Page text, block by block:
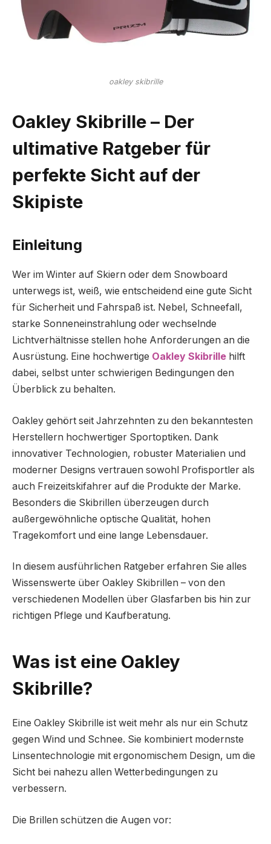
oakley skibrille
Oakley Skibrille – Der
ultimative Ratgeber für
perfekte Sicht auf der
Skipiste
Einleitung
Wer im Winter auf Skiern oder dem Snowboard
unterwegs ist, weiß, wie entscheidend eine gute Sicht
für Sicherheit und Fahrspaß ist. Nebel, Schneefall,
starke Sonneneinstrahlung oder wechselnde
Lichtverhältnisse stellen hohe Anforderungen an die
Ausrüstung. Eine hochwertige Oakley Skibrille hilft
dabei, selbst unter schwierigen Bedingungen den
Überblick zu behalten.
Oakley gehört seit Jahrzehnten zu den bekanntesten
Herstellern hochwertiger Sportoptiken. Dank
innovativer Technologien, robuster Materialien und
moderner Designs vertrauen sowohl Profisportler als
auch Freizeitskifahrer auf die Produkte der Marke.
Besonders die Skibrillen überzeugen durch
außergewöhnliche optische Qualität, hohen
Tragekomfort und eine lange Lebensdauer.
In diesem ausführlichen Ratgeber erfahren Sie alles
Wissenswerte über Oakley Skibrillen – von den
verschiedenen Modellen über Glasfarben bis hin zur
richtigen Pflege und Kaufberatung.
Was ist eine Oakley
Skibrille?
Eine Oakley Skibrille ist weit mehr als nur ein Schutz
gegen Wind und Schnee. Sie kombiniert modernste
Linsentechnologie mit ergonomischem Design, um die
Sicht bei nahezu allen Wetterbedingungen zu
verbessern.
Die Brillen schützen die Augen vor: